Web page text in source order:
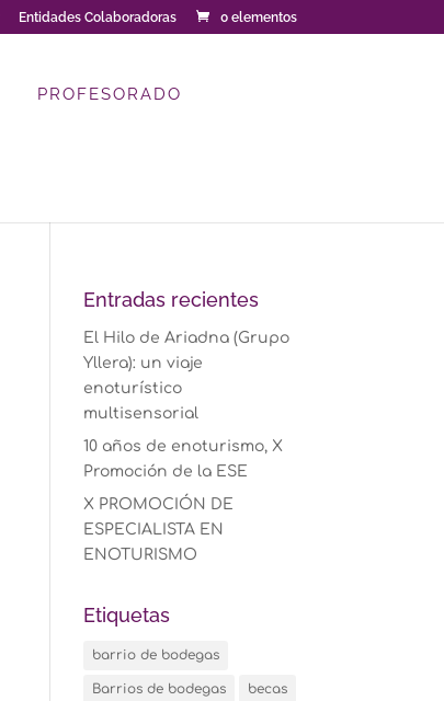
Entidades Colaboradoras 0 elementos
PROFESORADO
Entradas recientes
El Hilo de Ariadna (Grupo
Yllera): un viaje
enoturístico
multisensorial
10 años de enoturismo, X
Promoción de la ESE
X PROMOCIÓN DE
ESPECIALISTA EN
ENOTURISMO
Etiquetas
barrio de bodegas
Barrios de bodegas becas